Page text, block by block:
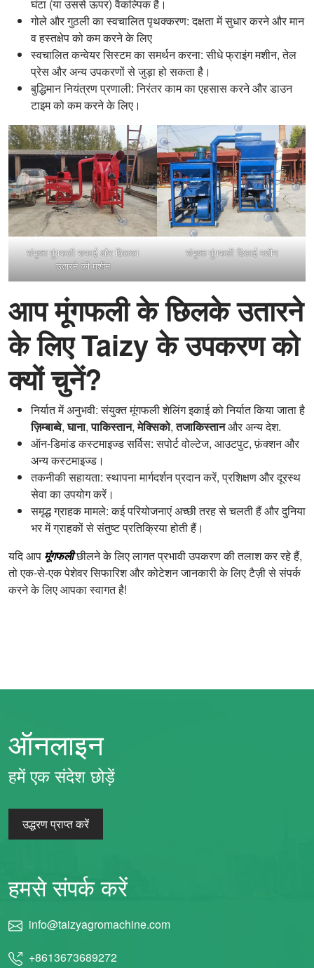
घंटा (या उससे ऊपर) वैकल्पिक है।
गोले और गुठली का स्वचालित पृथक्करण: दक्षता में सुधार करने और मान
व हस्तक्षेप को कम करने के लिए
स्वचालित कन्वेयर सिस्टम का समर्थन करना: सीधे फ्राइंग मशीन, तेल
प्रेस और अन्य उपकरणों से जुड़ा हो सकता है।
बुद्धिमान नियंत्रण प्रणाली: निरंतर काम का एहसास करने और डाउन
टाइम को कम करने के लिए।
संयुक्त मूंगफली सफाई और छिलका
उतारने की मशीन
संयुक्त मूंगफली छिलाई मशीन
आप मूंगफली के छिलके उतारने
के लिए Taizy के उपकरण को
क्यों चुनें?
निर्यात में अनुभवी: संयुक्त मूंगफली शेलिंग इकाई को निर्यात किया जाता है
ज़िम्बाब्वे,घाना,पाकिस्तान,मेक्सिको,तजाकिस्तानऔर अन्य देश.
ऑन-डिमांड कस्टमाइज्ड सर्विस: सपोर्ट वोल्टेज, आउटपुट, फ़ंक्शन और
अन्य कस्टमाइज्ड।
तकनीकी सहायता: स्थापना मार्गदर्शन प्रदान करें, प्रशिक्षण और दूरस्थ
सेवा का उपयोग करें।
समृद्ध ग्राहक मामले: कई परियोजनाएं अच्छी तरह से चलती हैं और दुनिया
भर में ग्राहकों से संतुष्ट प्रतिक्रिया होती हैं।
यदि आप मूंगफलीछीलने के लिए लागत प्रभावी उपकरण की तलाश कर रहे हैं,
तो एक-से-एक पेशेवर सिफारिश और कोटेशन जानकारी के लिए टैज़ी से संपर्क
करने के लिए आपका स्वागत है!
ऑनलाइन
हमें एक संदेश छोड़ें
उद्धरण प्राप्त करें
हमसे संपर्क करें
info@taizyagromachine.com
+8613673689272